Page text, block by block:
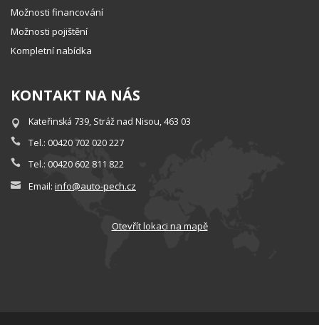
Možnosti financování
Možnosti pojištění
Kompletní nabídka
KONTAKT NA NÁS
Kateřinská 739, Stráž nad Nisou, 463 03
Tel.: 00420 702 020 227
Tel.: 00420 602 811 822
Email: info@auto-pech.cz
Otevřít lokaci na mapě